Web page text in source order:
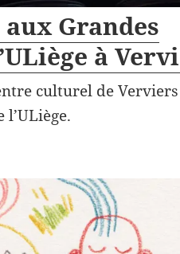
Grandes
à
culturel de Verviers
l’ULiège.